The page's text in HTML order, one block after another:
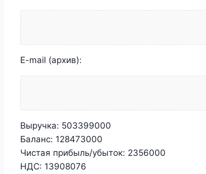
E-mail (архив):
Выручка: 503399000
Баланс: 128473000
Чистая прибыль/убыток: 2356000
НДС: 13908076